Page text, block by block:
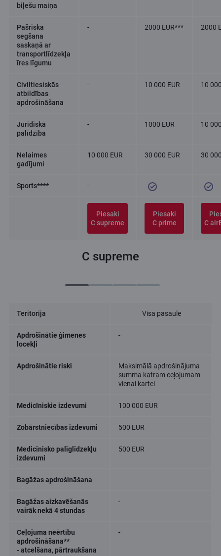
biļešu maiņa
Pašriska
segšana
saskaņā ar
transportlīdzekļa
īres līgumu
- 2000 EUR*** 2000
Civiltiesiskās
atbildības
apdrošināšana
- 10 000 EUR 10
Juridiskā
palīdzība
- 1000 EUR 10
Nelaimes
gadījumi
10 000 EUR 30 000 EUR 30
Sports**** -
Piesaki
C supreme
Piesaki
C prime
C
C supreme
Teritorija Visa pasaule
Apdrošinātie ģimenes
locekļi
-
Apdrošinātie riski
Maksimālā apdrošinājuma
summa katram ceļojumam
vienai kartei
Medicīniskie izdevumi 100 000 EUR
Zobārstniecības izdevumi 500 EUR
Medicīnisko palīglīdzekļu
izdevumi
500 EUR
Bagāžas apdrošināšana -
Bagāžas aizkavēšanās
vairāk nekā 4 stundas
-
Ceļojuma neērtību
apdrošināšana**
- atcelšana, pārtraukšana
-